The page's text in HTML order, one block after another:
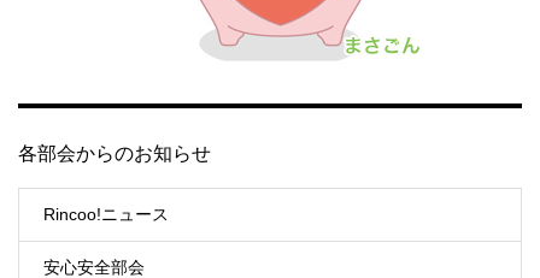
各部会からのお知らせ
Rincoo!ニュース
安心安全部会